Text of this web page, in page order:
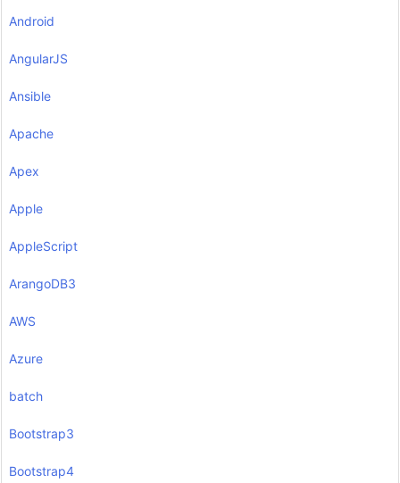
Android
AngularJS
Ansible
Apache
Apex
Apple
AppleScript
ArangoDB3
AWS
Azure
batch
Bootstrap3
Bootstrap4